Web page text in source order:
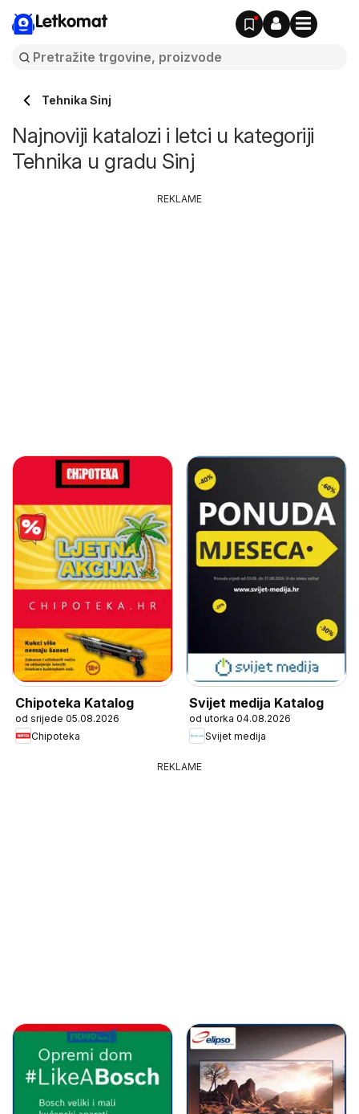
Letkomat
Tehnika Sinj
Najnoviji katalozi i letci u kategoriji
Tehnika u gradu Sinj
Chipoteka Katalog
od srijede 05.08.2026
Chipoteka
Svijet medija Katalog
od utorka 04.08.2026
Svijet medija
REKLAME
REKLAME